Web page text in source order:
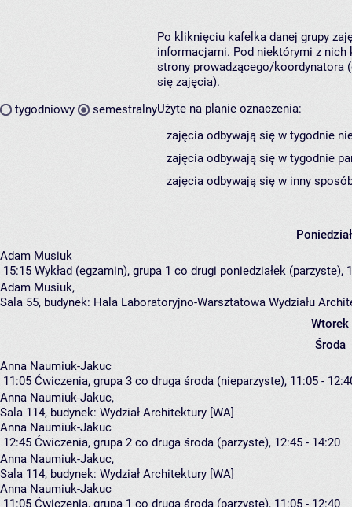
tygodniowy semestralny
Po kliknięciu kafelka danej grupy
informacjami. Pod niektórymi z nich
strony prowadzącego/koordynatora
się zajęcia).
Użyte na planie oznaczenia:
zajęcia odbywają się w tygodnie
zajęcia odbywają się w tygodnie
zajęcia odbywają się w inny
Adam Musiuk
15:15 Wykład (egzamin), grupa 1 co drugi poniedziałek (parzyste),
Adam Musiuk,
Sala 55, budynek: Hala Laboratoryjno-Warsztatowa Wydziału
Wtorek
Środa
Anna Naumiuk-Jakuc
11:05 Ćwiczenia, grupa 3 co druga środa (nieparzyste), 11:05 -
Anna Naumiuk-Jakuc,
Sala 114, budynek: Wydział Architektury [WA]
Anna Naumiuk-Jakuc
12:45 Ćwiczenia, grupa 2 co druga środa (parzyste), 12:45 - 14:20
Anna Naumiuk-Jakuc,
Sala 114, budynek: Wydział Architektury [WA]
Anna Naumiuk-Jakuc
11:05 Ćwiczenia, grupa 1 co druga środa (parzyste), 11:05 - 12:40